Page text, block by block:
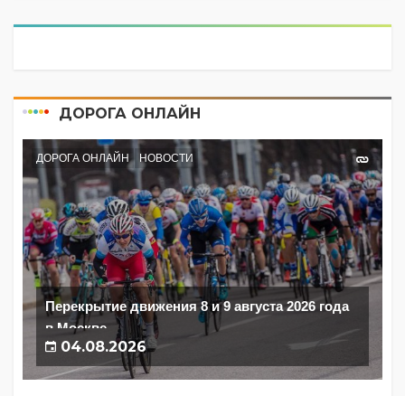
ДОРОГА ОНЛАЙН
ДОРОГА ОНЛАЙН НОВОСТИ
Перекрытие движения 8 и 9 августа 2026 года
в Москве
04.08.2026